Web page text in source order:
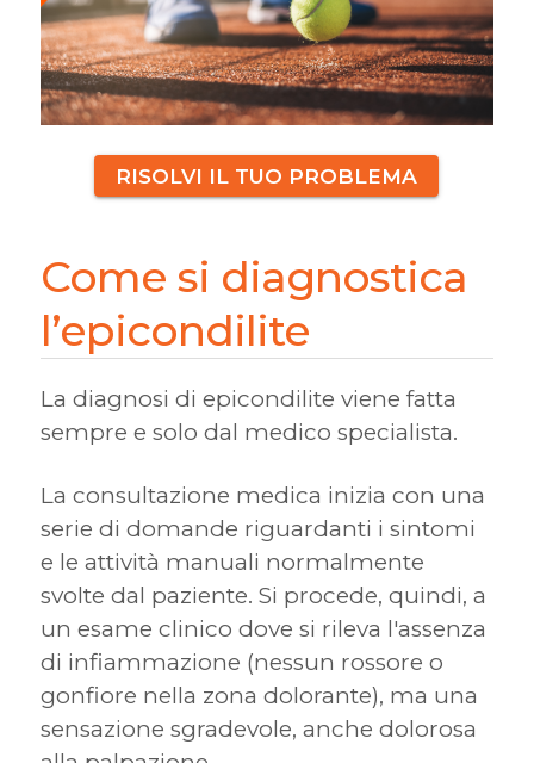
RISOLVI IL TUO PROBLEMA
Come si diagnostica
l’epicondilite
La diagnosi di epicondilite viene fatta
sempre e solo dal medico specialista.
La consultazione medica inizia con una
serie di domande riguardanti i sintomi
e le attività manuali normalmente
svolte dal paziente. Si procede, quindi, a
un esame clinico dove si rileva l'assenza
di infiammazione (nessun rossore o
gonfiore nella zona dolorante), ma una
sensazione sgradevole, anche dolorosa